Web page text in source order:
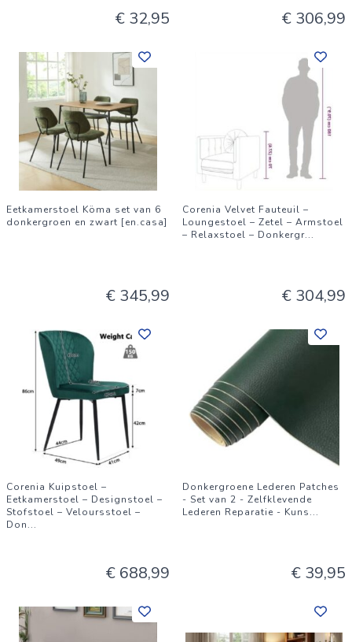
€ 32,95 € 306,99
Eetkamerstoel Köma set van 6
donkergroen en zwart [en.casa]
€ 345,99
Corenia Velvet Fauteuil –
Loungestoel – Zetel – Armstoel
– Relaxstoel – Donkergr...
€ 304,99
Corenia Kuipstoel –
Eetkamerstoel – Designstoel –
Stofstoel – Veloursstoel –
Don...
€ 688,99
Donkergroene Lederen Patches
- Set van 2 - Zelfklevende
Lederen Reparatie - Kuns...
€ 39,95